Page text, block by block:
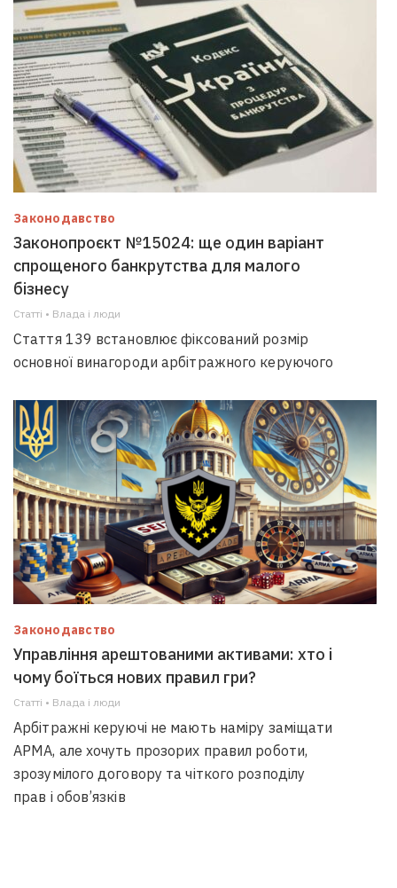
Законодавство
Законопроєкт №15024: ще один варіант
спрощеного банкрутства для малого
бізнесу
Статті • Влада i люди
Стаття 139 встановлює фіксований розмір
основної винагороди арбітражного керуючого
Законодавство
Управління арештованими активами: хто і
чому боїться нових правил гри?
Статті • Влада i люди
Арбітражні керуючі не мають наміру заміщати
АРМА, але хочуть прозорих правил роботи,
зрозумілого договору та чіткого розподілу
прав і обов’язків